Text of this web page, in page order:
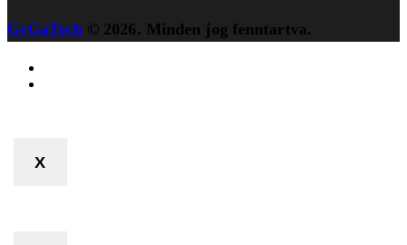
GyGaTech© 2026. Minden jog fenntartva.
X